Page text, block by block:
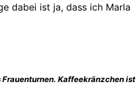
dabei ist ja, dass ich Marla
Kaffeekränzchen ist